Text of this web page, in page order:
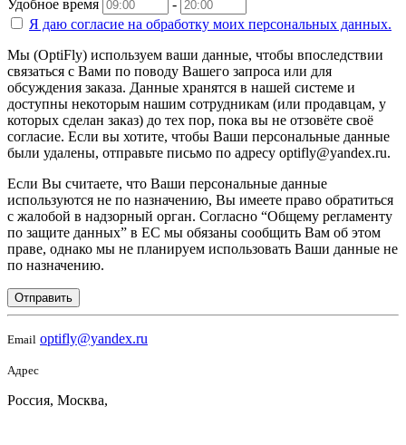
Удобное время
-
Я даю согласие на обработку моих персональных данных.
Мы (OptiFly) используем ваши данные, чтобы впоследствии
связаться с Вами по поводу Вашего запроса или для
обсуждения заказа. Данные хранятся в нашей системе и
доступны некоторым нашим сотрудникам (или продавцам, у
которых сделан заказ) до тех пор, пока вы не отзовёте своё
согласие. Если вы хотите, чтобы Ваши персональные данные
были удалены, отправьте письмо по адресу optifly@yandex.ru.
Если Вы считаете, что Ваши персональные данные
используются не по назначению, Вы имеете право обратиться
с жалобой в надзорный орган. Согласно “Общему регламенту
по защите данных” в ЕС мы обязаны сообщить Вам об этом
праве, однако мы не планируем использовать Ваши данные не
по назначению.
Отправить
Email optifly@yandex.ru
Адрес
Россия, Москва,